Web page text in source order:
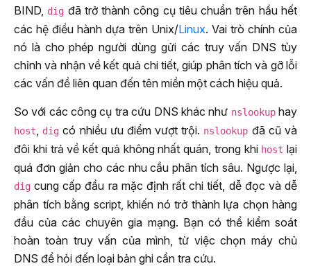
BIND,
dig đã trở thành công cụ tiêu chuẩn trên hầu hết
các hệ điều hành dựa trên Unix/Linux. Vai trò chính của
nó là cho phép người dùng gửi các truy vấn DNS tùy
chỉnh và nhận về kết quả chi tiết, giúp phân tích và gỡ lỗi
các vấn đề liên quan đến tên miền một cách hiệu quả.
So với các công cụ tra cứu DNS khác như nslookuphay
host dig có nhiều ưu điểm vượt trội. nslookup đã cũ và
đôi khi trả về kết quả không nhất quán, trong khi host lại
quá đơn giản cho các nhu cầu phân tích sâu. Ngược lại,
dig cung cấp đầu ra mặc định rất chi tiết, dễ đọc và dễ
phân tích bằng script, khiến nó trở thành lựa chọn hàng
đầu của các chuyên gia mạng. Bạn có thể kiểm soát
hoàn toàn truy vấn của mình, từ việc chọn máy chủ
DNS để hỏi đến loại bản ghi cần tra cứu.